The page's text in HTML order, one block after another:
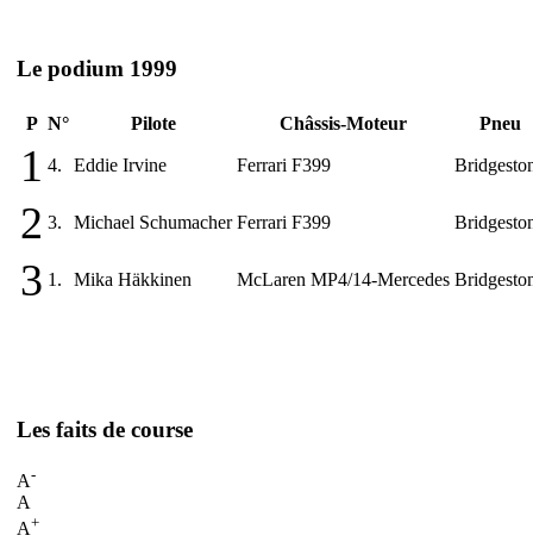
Le podium 1999
P N° Pilote Châssis-Moteur Pneu
1 4. Eddie Irvine Ferrari F399
2 3. Michael Schumacher Ferrari F399
3 1. Mika Häkkinen McLaren MP4/14-Mercedes
Les faits de course
A-
A
A+